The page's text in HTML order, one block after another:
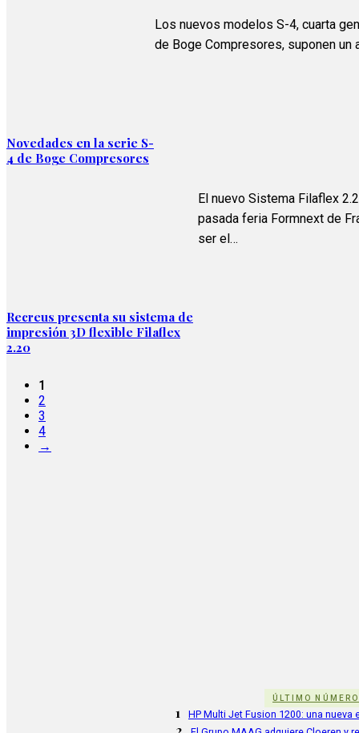
Novedades en la serie S-
4 de Boge Compresores
Los nuevos modelos S-4, cuarta
de Boge Compresores, suponen un
Recreus presenta su sistema de
impresión 3D flexible Filaflex
2.20
El nuevo Sistema Filaflex
pasada feria Formnext de
ser el…
1
2
3
4
→
ÚLTIMO NÚMERO
1 HP Multi Jet Fusion 1200: una